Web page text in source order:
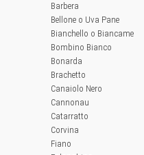
Barbera
Bellone o Uva Pane
Bianchello o Biancame
Bombino Bianco
Bonarda
Brachetto
Canaiolo Nero
Cannonau
Catarratto
Corvina
Fiano